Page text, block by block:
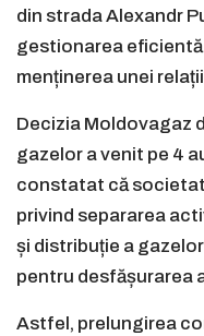
din strada Alexandr
gestionarea
menținerea unei
Decizia Moldovagaz
gazelor a venit pe 4
constatat că
privind separarea
și distribuție a
pentru desfășurarea
Astfel, prelungirea